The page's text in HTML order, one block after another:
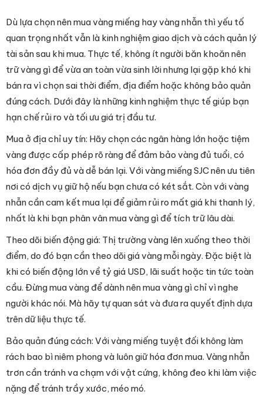
Dù lựa chọn nên mua vàng miếng hay vàng nhẫn thì yếu tố
quan trọng nhất vẫn là kinh nghiệm giao dịch và cách quản lý
tài sản sau khi mua. Thực tế, không ít người băn khoăn nên
trữ vàng gì để vừa an toàn vừa sinh lời nhưng lại gặp khó khi
bán ra vì chọn sai thời điểm, địa điểm hoặc không bảo quản
đúng cách. Dưới đây là những kinh nghiệm thực tế giúp bạn
hạn chế rủi ro và tối ưu giá trị đầu tư.
Mua ở địa chỉ uy tín: Hãy chọn các ngân hàng lớn hoặc tiệm
vàng được cấp phép rõ ràng để đảm bảo vàng đủ tuổi, có
hóa đơn đầy đủ và dễ bán lại. Với vàng miếng SJC nên ưu tiên
nơi có dịch vụ giữ hộ nếu bạn chưa có két sắt. Còn với vàng
nhẫn cần cam kết mua lại để giảm rủi ro mất giá khi thanh lý,
nhất là khi bạn phân vân mua vàng gì để tích trữ lâu dài.
Theo dõi biến động giá: Thị trường vàng lên xuống theo thời
điểm, do đó bạn cần theo dõi giá vàng mỗi ngày. Đặc biệt là
khi có biến động lớn về tỷ giá USD, lãi suất hoặc tin tức toàn
cầu. Đừng mua vàng để dành nên mua vàng gì chỉ vì nghe
người khác nói. Mà hãy tự quan sát và đưa ra quyết định dựa
trên dữ liệu thực tế.
Bảo quản đúng cách: Với vàng miếng tuyệt đối không làm
rách bao bì niêm phong và luôn giữ hóa đơn mua. Vàng nhẫn
trơn cần tránh va chạm với vật cứng, không đeo khi làm việc
nặng để tránh trầy xước, méo mó.